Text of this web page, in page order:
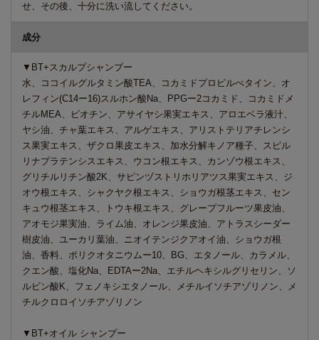
せ、その後、十分に洗い流してください。
成分
▼BT+スカルプシャンプー
水、ココイルグルタミン酸TEA、コカミドプロピルべタイン、オ
レフィン(C14ー16)スルホン酸Na、PPGー2コカミド、コカミドメ
チルMEA、ビオチン、アサイヤシ果実エキス、アロエベラ液汁、
ヤシ油、チャ葉エキス、アルゲエキス、アリストテリアチレンシ
ス果実エキス、ザクロ果皮エキス、加水分解キノア種子、スピル
リナプラテンシスエキス、ウコン根エキス、カンゾウ根エキス、
グリチルリチン酸2K、サピンヅストリホリアツス果実エキス、ジ
オウ根エキス、シャクヤク根エキス、ショウガ根茎エキス、セン
キュウ根茎エキス、トウキ根エキス、グレープフルーツ果皮油、
アオモジ果実油、ライム油、オレンジ果皮油、アトラスシーダー
樹皮油、ユーカリ葉油、ニオイテンジクアオイ油、ショウガ根
油、香料、ポリクオタニウムー10、BG、エタノール、カラメル、
クエン酸、塩化Na、EDTAー2Na、エチルヘキシルグリセリン、ソ
ルビン酸K、フェノキシエタノール、メチルイソチアゾリノン、メ
チルクロロイソチアゾリノン
▼BT+オイル シャンプー